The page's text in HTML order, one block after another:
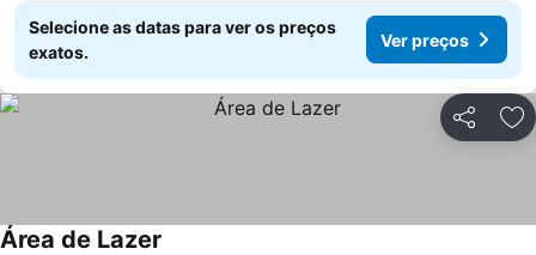
Selecione as datas para ver os preços
exatos.
Ver preços
Partilhar
Área de Lazer